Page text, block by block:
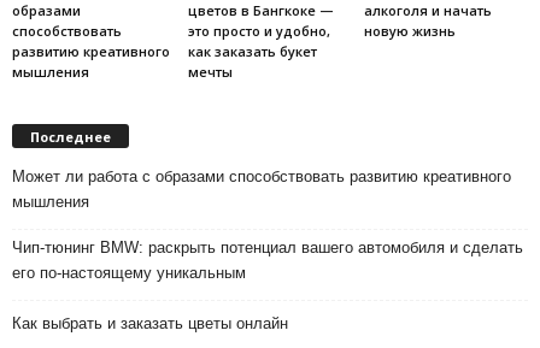
образами
способствовать
развитию креативного
мышления
цветов в Бангкоке —
это просто и удобно,
как заказать букет
мечты
алкоголя и начать
новую жизнь
Последнее
Может ли работа с образами способствовать развитию креативного
мышления
Чип-тюнинг BMW: раскрыть потенциал вашего автомобиля и сделать
его по-настоящему уникальным
Как выбрать и заказать цветы онлайн